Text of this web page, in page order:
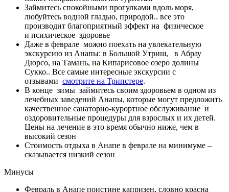
Займитесь спокойными прогулками вдоль моря,
любуйтесь водной гладью, природой.. все это
производит благоприятный эффект на физическое
и психическое здоровье
Даже в феврале можно поехать на увлекательную
экскурсию из Анапы: в Большой Утриш, в Абрау
Дюрсо, на Тамань, на Кипарисовое озеро долины
Сукко.. Все самые интересные экскурсии с
отзывами смотрите на Трипстере.
В конце зимы займитесь своим здоровьем в одном из
лечебных заведений Анапы, которые могут предложить
качественное санаторно-курортное обслуживание и
оздоровительные процедуры для взрослых и их детей.
Цены на лечение в это время обычно ниже, чем в
высокий сезон
Стоимость отдыха в Анапе в феврале на минимуме –
сказывается низкий сезон
Минусы
Февраль в Анапе поистине капризен, словно красна